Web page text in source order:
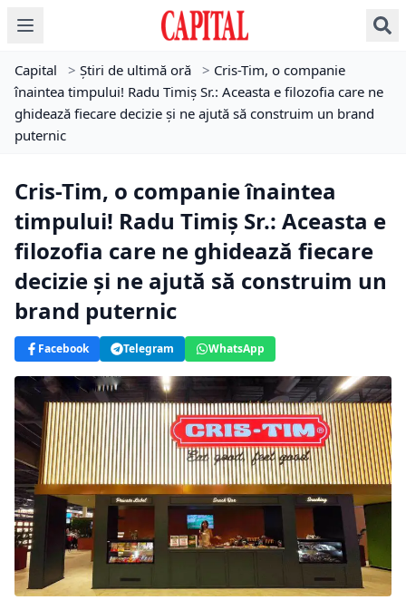
Capital > Știri de ultimă oră > Cris-Tim, o companie
înaintea timpului! Radu Timiș Sr.: Aceasta e filozofia care ne
ghidează fiecare decizie și ne ajută să construim un brand
puternic
Cris-Tim, o companie înaintea
timpului! Radu Timiș Sr.: Aceasta e
filozofia care ne ghidează fiecare
decizie și ne ajută să construim un
brand puternic
Facebook Telegram WhatsApp